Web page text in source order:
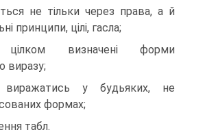
не тільки через права, а й
принципи, цілі, гасла;
визначені форми
виразу;
у будьяких, не
формах;
табл.